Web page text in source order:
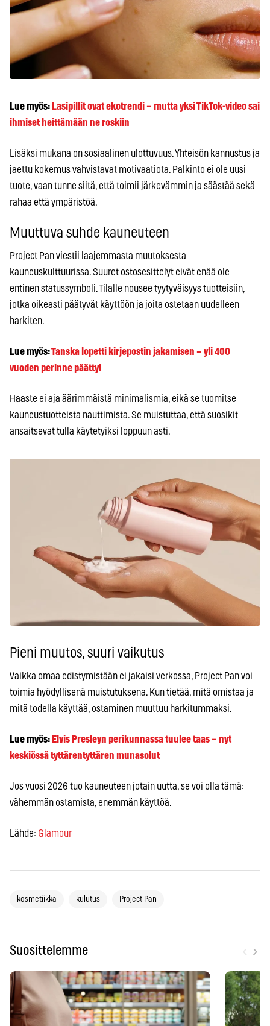
Lue myös: Lasipillit ovat ekotrendi – mutta yksi TikTok-video sai
ihmiset heittämään ne roskiin
Lisäksi mukana on sosiaalinen ulottuvuus. Yhteisön kannustus ja
jaettu kokemus vahvistavat motivaatiota. Palkinto ei ole uusi
tuote, vaan tunne siitä, että toimii järkevämmin ja säästää sekä
rahaa että ympäristöä.
Muuttuva suhde kauneuteen
Project Pan viestii laajemmasta muutoksesta
kauneuskulttuurissa. Suuret ostosesittelyt eivät enää ole
entinen statussymboli. Tilalle nousee tyytyväisyys tuotteisiin,
jotka oikeasti päätyvät käyttöön ja joita ostetaan uudelleen
harkiten.
Lue myös:Tanska lopetti kirjepostin jakamisen – yli 400
vuoden perinne päättyi
Haaste ei aja äärimmäistä minimalismia, eikä se tuomitse
kauneustuotteista nauttimista. Se muistuttaa, että suosikit
ansaitsevat tulla käytetyiksi loppuun asti.
Pieni muutos, suuri vaikutus
Vaikka omaa edistymistään ei jakaisi verkossa, Project Pan voi
toimia hyödyllisenä muistutuksena. Kun tietää, mitä omistaa ja
mitä todella käyttää, ostaminen muuttuu harkitummaksi.
Lue myös: Elvis Presleyn perikunnassa tuulee taas – nyt
keskiössä tyttärentyttären munasolut
Jos vuosi 2026 tuo kauneuteen jotain uutta, se voi olla tämä:
vähemmän ostamista, enemmän käyttöä.
Lähde: Glamour
kosmetiikka kulutus Project Pan
Suosittelemme ›